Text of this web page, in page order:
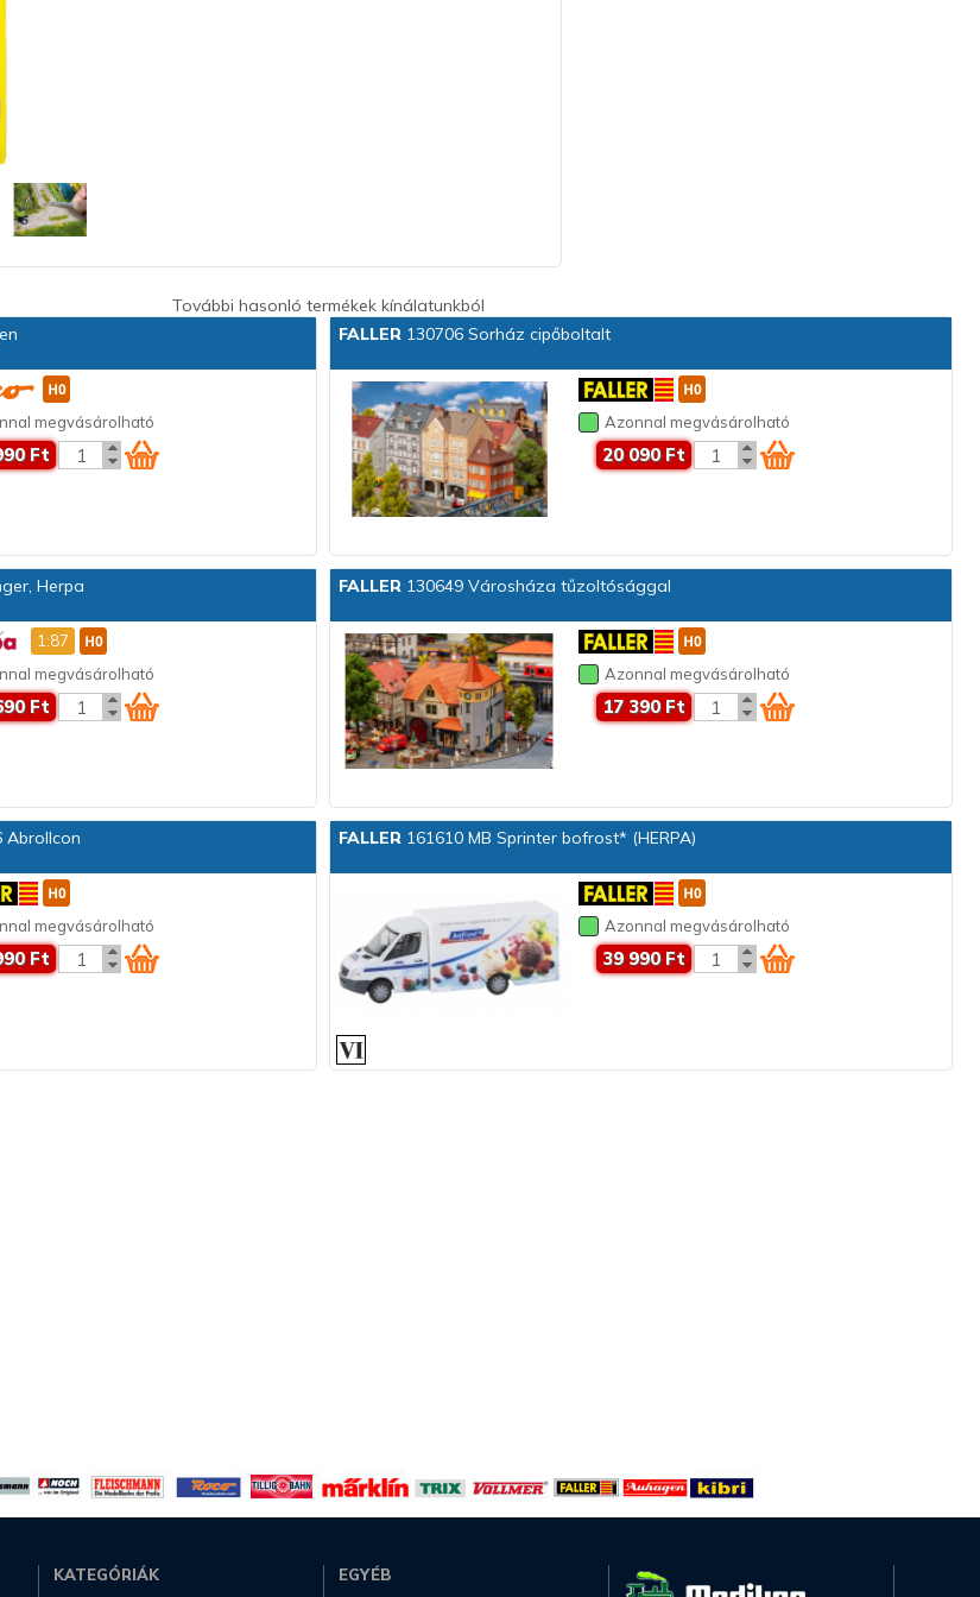
További hasonló termékek kínálatunkból
megvásárolható
Ft
FALLER130706 Sorház cipőboltalt
Azonnal megvásárolható
20 090 Ft
Herpa
1:87
megvásárolható
Ft
FALLER130649 Városháza tűzoltósággal
Azonnal megvásárolható
17 390 Ft
Abrollcon
megvásárolható
Ft
FALLER161610 MB Sprinter bofrost* (HERPA)
Azonnal megvásárolható
39 990 Ft
KATEGÓRIÁK EGYÉB